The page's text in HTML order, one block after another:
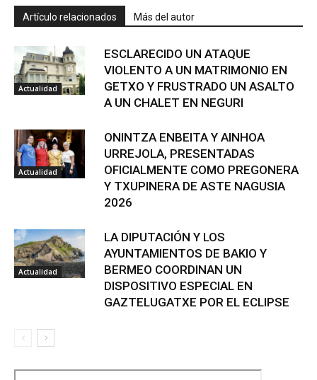
Artículo relacionados Más del autor
Actualidad
ESCLARECIDO UN ATAQUE
VIOLENTO A UN MATRIMONIO EN
GETXO Y FRUSTRADO UN ASALTO
A UN CHALET EN NEGURI
Actualidad
ONINTZA ENBEITA Y AINHOA
URREJOLA, PRESENTADAS
OFICIALMENTE COMO PREGONERA
Y TXUPINERA DE ASTE NAGUSIA
2026
Actualidad
LA DIPUTACIÓN Y LOS
AYUNTAMIENTOS DE BAKIO Y
BERMEO COORDINAN UN
DISPOSITIVO ESPECIAL EN
GAZTELUGATXE POR EL ECLIPSE